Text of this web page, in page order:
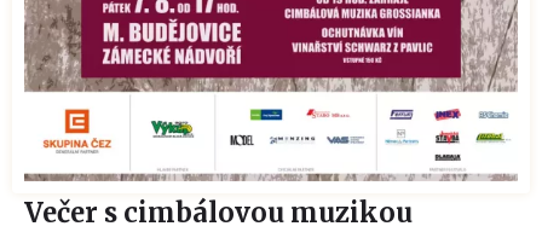
Večer s cimbálovou muzikou